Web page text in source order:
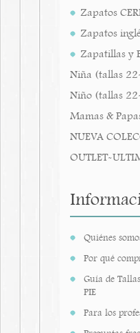
Zapatos
Zapatos
Zapatillas y
Niña (tallas
Niño (tallas
Mamas &
NUEVA
OUTLET-
Quiénes
Por qué
Guía de
PIE
Para los